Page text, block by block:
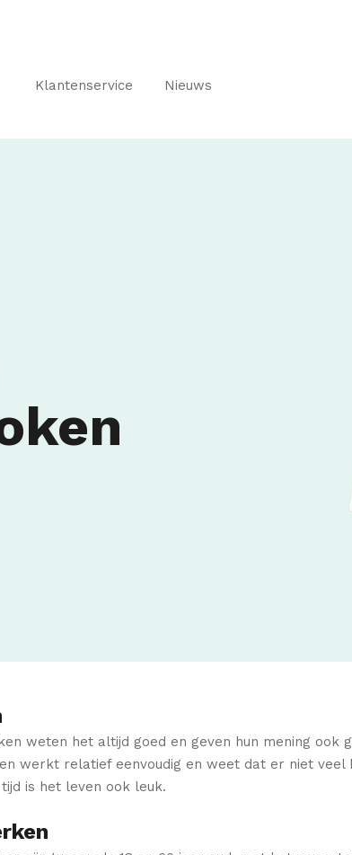
Klantenservice Nieuws
weten het altijd goed en geven hun mening
werkt relatief eenvoudig en weet dat er niet
is het leven ook leuk.